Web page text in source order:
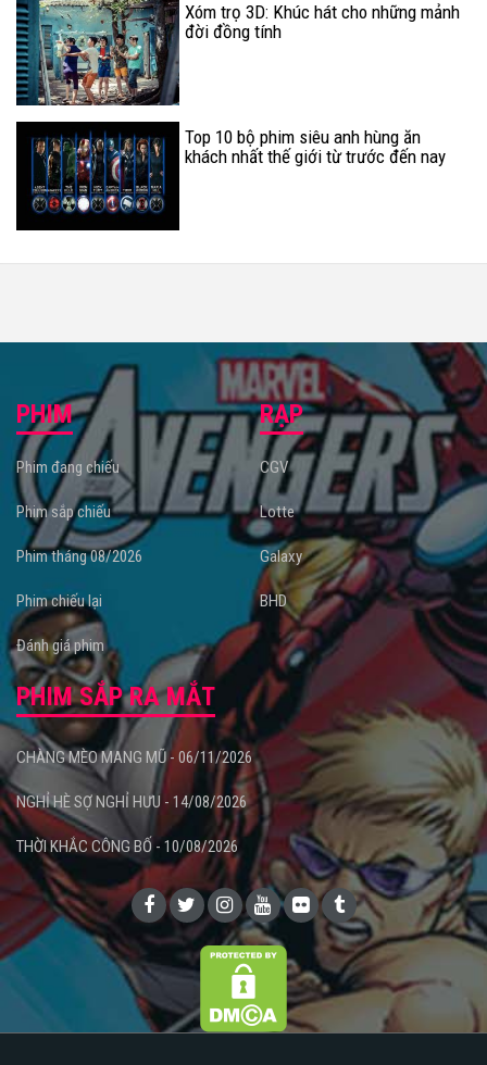
Xóm trọ 3D: Khúc hát cho những mảnh
đời đồng tính
Top 10 bộ phim siêu anh hùng ăn
khách nhất thế giới từ trước đến nay
PHIM
Phim đang chiếu
Phim sắp chiếu
Phim tháng 08/2026
Phim chiếu lại
Đánh giá phim
RẠP
CGV
Lotte
Galaxy
BHD
PHIM SẮP RA MẮT
CHÀNG MÈO MANG MŨ - 06/11/2026
NGHỈ HÈ SỢ NGHỈ HƯU - 14/08/2026
THỜI KHẮC CÔNG BỐ - 10/08/2026